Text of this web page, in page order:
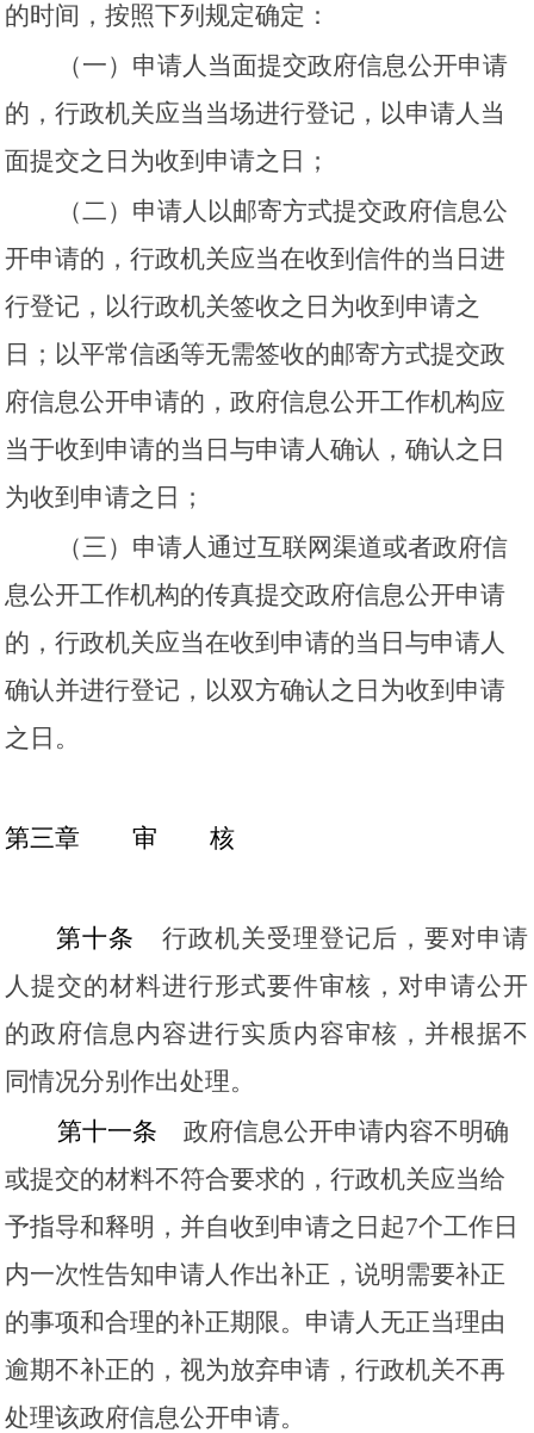
的时间，按照下列规定确定：
（一）申请人当面提交政府信息公开申请
的，行政机关应当当场进行登记，以申请人当
面提交之日为收到申请之日；
（二）申请人以邮寄方式提交政府信息公
开申请的，行政机关应当在收到信件的当日进
行登记，以行政机关签收之日为收到申请之
日；以平常信函等无需签收的邮寄方式提交政
府信息公开申请的，政府信息公开工作机构应
当于收到申请的当日与申请人确认，确认之日
为收到申请之日；
（三）申请人通过互联网渠道或者政府信
息公开工作机构的传真提交政府信息公开申请
的，行政机关应当在收到申请的当日与申请人
确认并进行登记，以双方确认之日为收到申请
之日。
第三章 审 核
第十条
行政机关受理登记后，要对申请
人提交的材料进行形式要件审核，对申请公开
的政府信息内容进行实质内容审核，并根据不
同情况分别作出处理。
第十一条
政府信息公开申请内容不明确
或提交的材料不符合要求的，行政机关应当给
予指导和释明，并自收到申请之日起7个工作日
内一次性告知申请人作出补正，说明需要补正
的事项和合理的补正期限。申请人无正当理由
逾期不补正的，视为放弃申请，行政机关不再
处理该政府信息公开申请。